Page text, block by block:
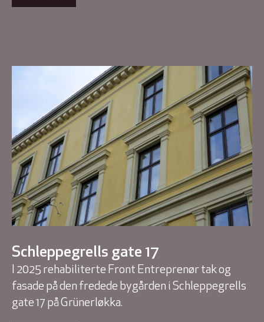
Schleppegrells gate 17
I 2025 rehabiliterte Front Entreprenør tak og
fasade på den fredede bygården i Schleppegrells
gate 17 på Grünerløkka.